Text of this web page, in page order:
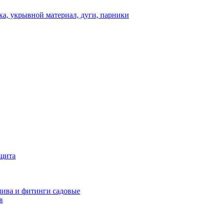
укрывной материал, дуги, парники
и фитинги садовые